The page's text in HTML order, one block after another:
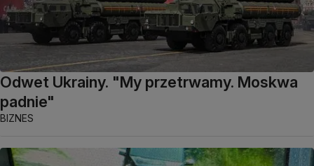
Odwet Ukrainy. "My przetrwamy. Moskwa
padnie"
BIZNES